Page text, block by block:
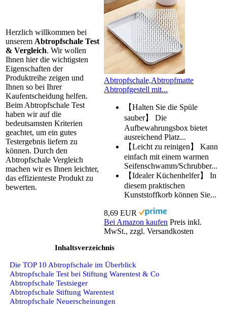
Herzlich willkommen bei
unserem Abtropfschale Test
& Vergleich. Wir wollen
Ihnen hier die wichtigsten
Eigenschaften der
Produktreihe zeigen und
Ihnen so bei Ihrer
Kaufentscheidung helfen.
Beim Abtropfschale Test
haben wir auf die
bedeutsamsten Kriterien
geachtet, um ein gutes
Testergebnis liefern zu
können. Durch den
Abtropfschale Vergleich
machen wir es Ihnen leichter,
das effizienteste Produkt zu
bewerten.
Abtropfschale,Abtropfmatte
Abtropfgestell mit...
【Halten Sie die Spüle
sauber】 Die
Aufbewahrungsbox bietet
ausreichend Platz...
【Leicht zu reinigen】 Kann
einfach mit einem warmen
Seifenschwamm/Schrubber...
【Idealer Küchenhelfer】 In
diesem praktischen
Kunststoffkorb können Sie...
8,69 EUR
Bei Amazon kaufen Preis inkl.
MwSt., zzgl. Versandkosten
Inhaltsverzeichnis
Die TOP 10 Abtropfschale im Überblick
Abtropfschale Test bei Stiftung Warentest & Co
Abtropfschale Testsieger
Abtropfschale Stiftung Warentest
Abtropfschale Neuerscheinungen